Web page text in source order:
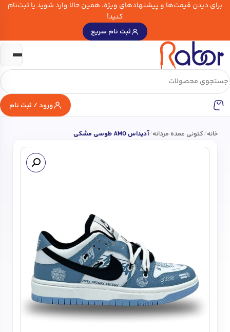
برای دیدن قیمت‌ها و پیشنهادهای ویژه، همین حالا وارد شوید یا ثبت‌نام
کنید!
ثبت نام سریع
ورود / ثبت نام
خانه/کتونی عمده مردانه/آدیداس AMO طوسی مشکی